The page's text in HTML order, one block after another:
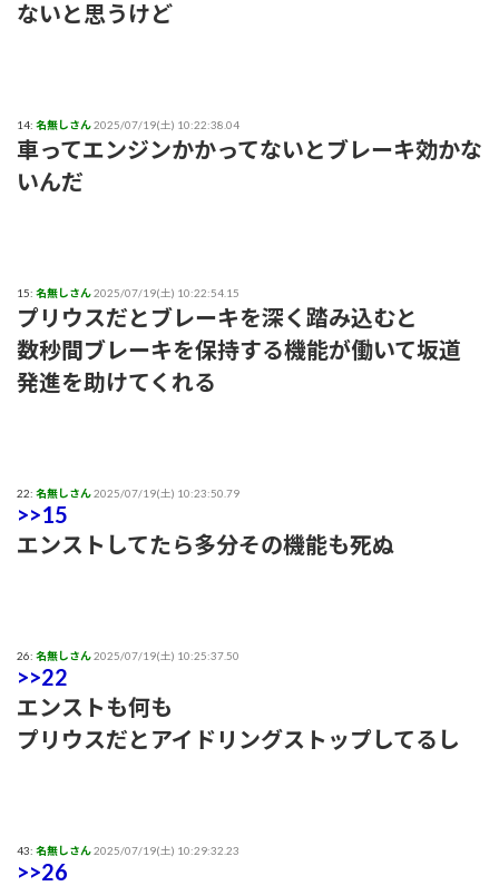
ないと思うけど
14: 名無しさん2025/07/19(土) 10:22:38.04
車ってエンジンかかってないとブレーキ効かな
いんだ
15: 名無しさん2025/07/19(土) 10:22:54.15
プリウスだとブレーキを深く踏み込むと
数秒間ブレーキを保持する機能が働いて坂道
発進を助けてくれる
22: 名無しさん2025/07/19(土) 10:23:50.79
>>15
エンストしてたら多分その機能も死ぬ
26: 名無しさん2025/07/19(土) 10:25:37.50
>>22
エンストも何も
プリウスだとアイドリングストップしてるし
43: 名無しさん2025/07/19(土) 10:29:32.23
>>26